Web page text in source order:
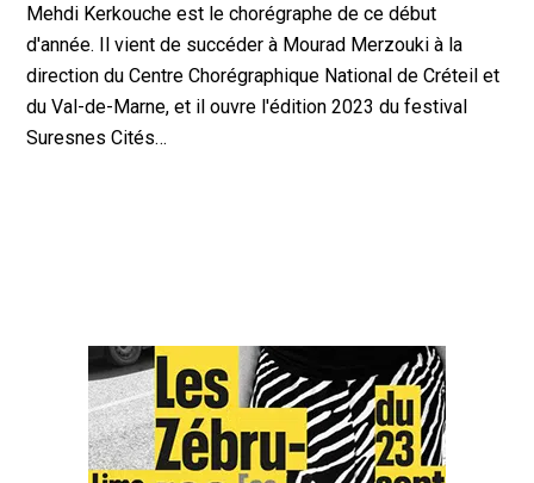
Mehdi Kerkouche est le chorégraphe de ce début
d'année. Il vient de succéder à Mourad Merzouki à la
direction du Centre Chorégraphique National de Créteil et
du Val-de-Marne, et il ouvre l'édition 2023 du festival
Suresnes Cités…